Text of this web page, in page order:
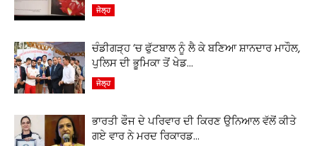
ਜੇਲ੍ਹ
ਚੰਡੀਗੜ੍ਹ ‘ਚ ਫੁੱਟਬਾਲ ਨੂੰ ਲੈ ਕੇ ਬਣਿਆ ਸ਼ਾਨਦਾਰ ਮਾਹੌਲ,
ਪੁਲਿਸ ਦੀ ਭੂਮਿਕਾ ਤੋਂ ਖੇਡ...
ਜੇਲ੍ਹ
ਭਾਰਤੀ ਫੌਜ ਦੇ ਪਰਿਵਾਰ ਦੀ ਕਿਰਣ ਉਨਿਆਲ ਵੱਲੋਂ ਕੀਤੇ
ਗਏ ਵਾਰ ਨੇ ਮਰਦ ਰਿਕਾਰਡ...